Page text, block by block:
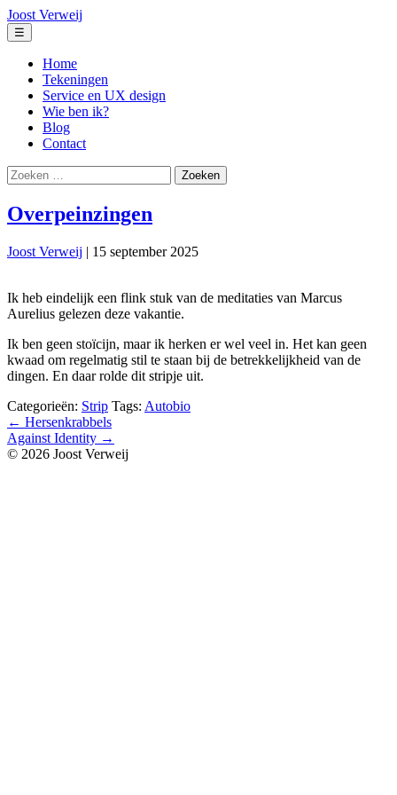
Ga
naar
de
inhoud
Joost Verweij
☰
Home
Tekeningen
Service en UX design
Wie ben ik?
Blog
Contact
Zoeken
naar:
Overpeinzingen
Joost Verweij | 15 september 2025
Ik heb eindelijk een flink stuk van de meditaties van Marcus
Aurelius gelezen deze vakantie.
Ik ben geen stoïcijn, maar ik herken er wel veel in. Het kan geen
kwaad om regelmatig stil te staan bij de betrekkelijkheid van de
dingen. En daar rolde dit stripje uit.
Categorieën: Strip Tags: Autobio
Bericht
navigatie
← Hersenkrabbels
Against Identity →
© 2026 Joost Verweij